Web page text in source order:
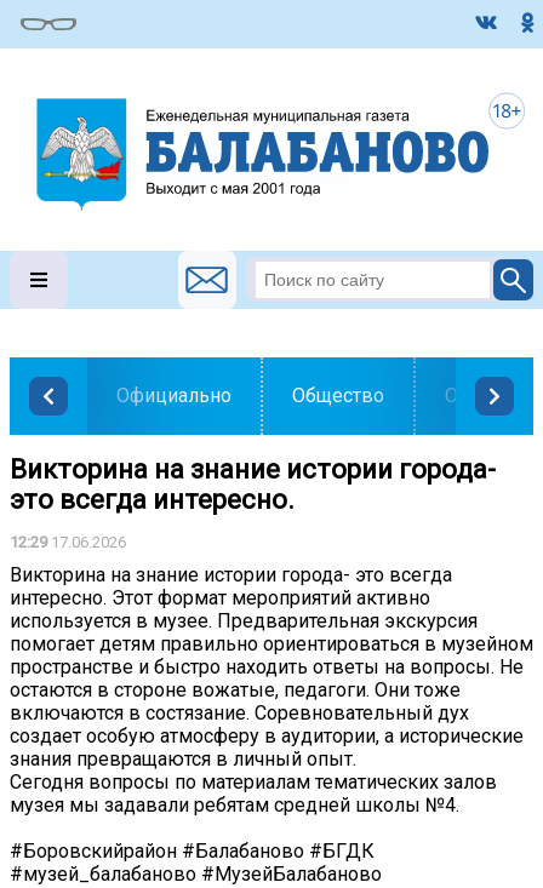
Официально Общество
Викторина на знание истории города-
это всегда интересно.
12:2917.06.2026
Викторина на знание истории города- это всегда
интересно. Этот формат мероприятий активно
используется в музее. Предварительная экскурсия
помогает детям правильно ориентироваться в музейном
пространстве и быстро находить ответы на вопросы. Не
остаются в стороне вожатые, педагоги. Они тоже
включаются в состязание. Соревновательный дух
создает особую атмосферу в аудитории, а исторические
знания превращаются в личный опыт.
Сегодня вопросы по материалам тематических залов
музея мы задавали ребятам средней школы №4.
#Боровскийрайон #Балабаново #БГДК
#музей_балабаново #МузейБалабаново